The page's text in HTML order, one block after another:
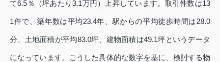
て6.5％（坪あたり3.1万円）上昇しています。取引件数は13
1件で、築年数は平均23.4年、駅からの平均徒歩時間は28.0
分、土地面積が平均83.0坪、建物面積は49.1坪というデータ
になっています。こうした具体的な数字を基に、検討する物